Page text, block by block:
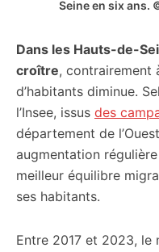
Seine en six
Dans les Hauts-de-
croître, contrairement
d’habitants diminue.
l’Insee, issus des
département de
augmentation
meilleur équilibre
ses habitants.
Entre 2017 et 2023, le